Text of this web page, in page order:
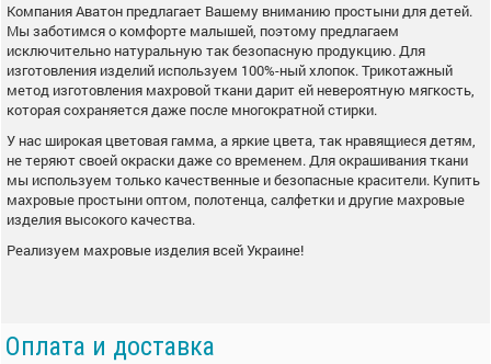
Компания Аватон предлагает Вашему вниманию простыни для детей.
Мы заботимся о комфорте малышей, поэтому предлагаем
исключительно натуральную так безопасную продукцию. Для
изготовления изделий используем 100%-ный хлопок. Трикотажный
метод изготовления махровой ткани дарит ей невероятную мягкость,
которая сохраняется даже после многократной стирки.
У нас широкая цветовая гамма, а яркие цвета, так нравящиеся детям,
не теряют своей окраски даже со временем. Для окрашивания ткани
мы используем только качественные и безопасные красители. Купить
махровые простыни оптом, полотенца, салфетки и другие махровые
изделия высокого качества.
Реализуем махровые изделия всей Украине!
Оплата и доставка